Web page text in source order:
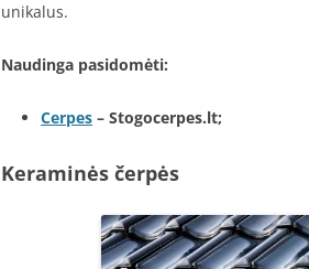
unikalus.
Naudinga pasidomėti:
Cerpes – Stogocerpes.lt;
Keraminės čerpės